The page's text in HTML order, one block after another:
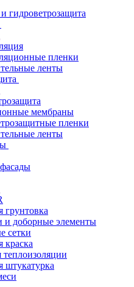
гидроветрозащита
пленки
ленты
мембраны
пленки
ленты
грунтовка
и доборные элементы
сетки
краска
теплоизоляции
штукатурка